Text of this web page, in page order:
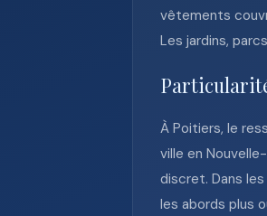
vêtements
Les jardins,
À Poitiers, le
ville en
discret. Dans
les abords plus